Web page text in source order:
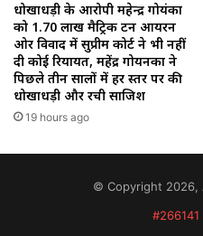
धोखाधड़ी के आरोपी महेन्द्र गोयंका
को 1.70 लाख मैट्रिक टन आयरन
ओर विवाद में सुप्रीम कोर्ट ने भी नहीं
दी कोई रियायत, महेंद्र गोयनका ने
पिछले तीन सालों में हर स्तर पर की
धोखाधड़ी और रची साजिश
19 hours ago
© Copyright 2026,